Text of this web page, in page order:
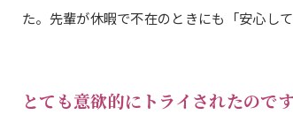
た。先輩が休暇で不在のときにも「安心し
とても意欲的にトライされたのです